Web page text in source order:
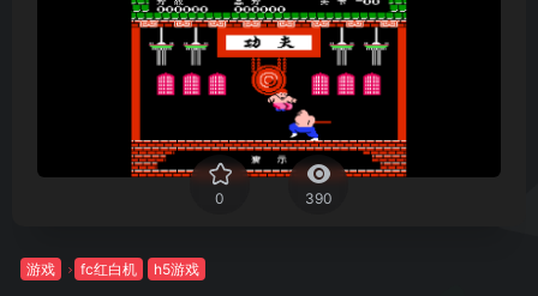
0 390
游戏 fc红白机 h5游戏